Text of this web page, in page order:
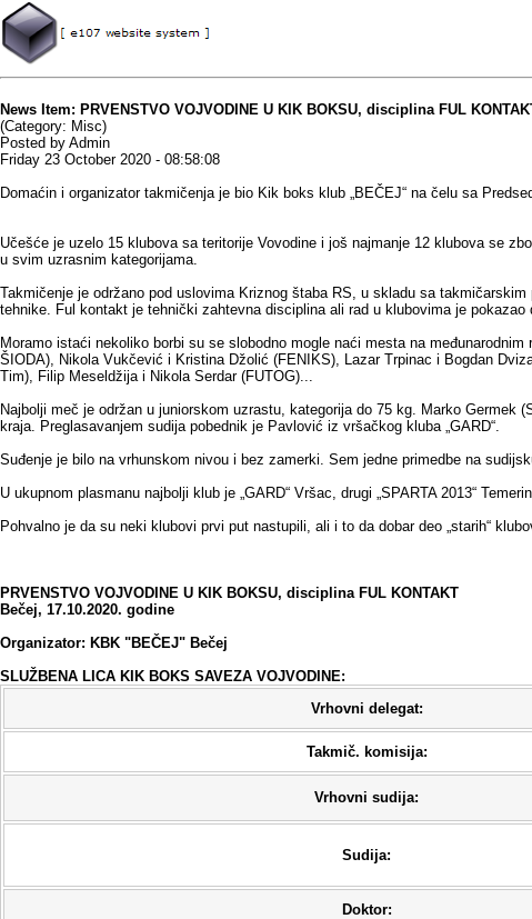
News Item: PRVENSTVO VOJVODINE U KIK BOKSU, disciplina FUL
(Category: Misc)
Posted by Admin
Friday 23 October 2020 - 08:58:08
Domaćin i organizator takmičenja je bio Kik boks klub „BEČEJ“ na čelu sa
Učešće je uzelo 15 klubova sa teritorije Vovodine i još najmanje 12 klubova se
u svim uzrasnim kategorijama.
Takmičenje je održano pod uslovima Kriznog štaba RS, u skladu sa
tehnike. Ful kontakt je tehnički zahtevna disciplina ali rad u klubovima je pokazao
Moramo istaći nekoliko borbi su se slobodno mogle naći mesta na
ŠIODA), Nikola Vukčević i Kristina Džolić (FENIKS), Lazar Trpinac i Bogdan
Tim), Filip Meseldžija i Nikola Serdar (FUTOG)...
Najbolji meč je održan u juniorskom uzrastu, kategorija do 75 kg. Marko
kraja. Preglasavanjem sudija pobednik je Pavlović iz vršačkog kluba „GARD“.
Suđenje je bilo na vrhunskom nivou i bez zamerki. Sem jedne primedbe na
U ukupnom plasmanu najbolji klub je „GARD“ Vršac, drugi „SPARTA 2013“
Pohvalno je da su neki klubovi prvi put nastupili, ali i to da dobar deo „starih“
PRVENSTVO VOJVODINE U KIK BOKSU, disciplina FUL KONTAKT
Bečej, 17.10.2020. godine
Organizator: KBK "BEČEJ" Bečej
SLUŽBENA LICA KIK BOKS SAVEZA VOJVODINE:
Vrhovni delegat:
Takmič. komisija:
Vrhovni sudija:
Sudija:
Doktor: